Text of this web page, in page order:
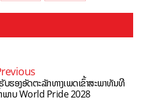
ຮອງອັດຕະລັກທາງເພດເຂົ້າສະພາທັນທີ
ພາບ World Pride 2028